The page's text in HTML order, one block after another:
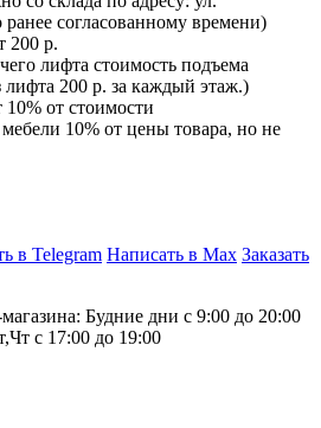
ранее согласованному времени)
200 р.
лифта стоимость подъема
лифта 200 р. за каждый этаж.)
от стоимости
10% от цены товара, но не
в Telegram Написать в Max Заказать
Будние дни с 9:00 до 20:00
с 17:00 до 19:00